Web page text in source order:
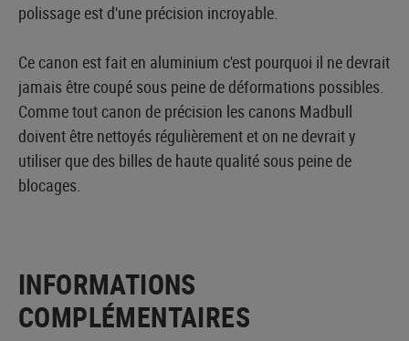
polissage est d'une précision incroyable.
Ce canon est fait en aluminium c'est pourquoi il ne devrait
jamais être coupé sous peine de déformations possibles.
Comme tout canon de précision les canons Madbull
doivent être nettoyés régulièrement et on ne devrait y
utiliser que des billes de haute qualité sous peine de
blocages.
INFORMATIONS
COMPLÉMENTAIRES